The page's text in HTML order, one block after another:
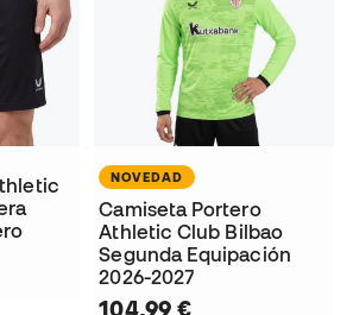
NOVEDAD
Camiseta Portero
Athletic Club Bilbao
Segunda Equipación
2026-2027
104,99 €